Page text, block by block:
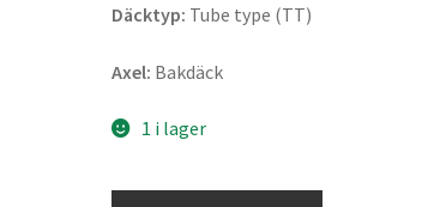
Däcktyp: Tube type (TT)
Axel: Bakdäck
1 i lager